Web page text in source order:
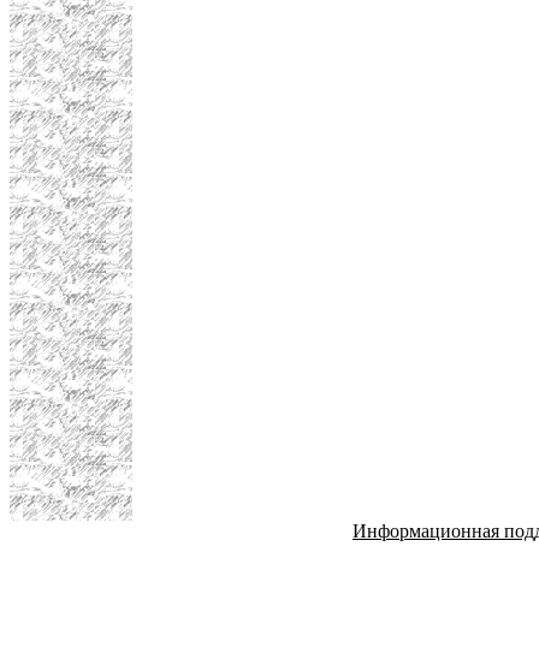
Информационная